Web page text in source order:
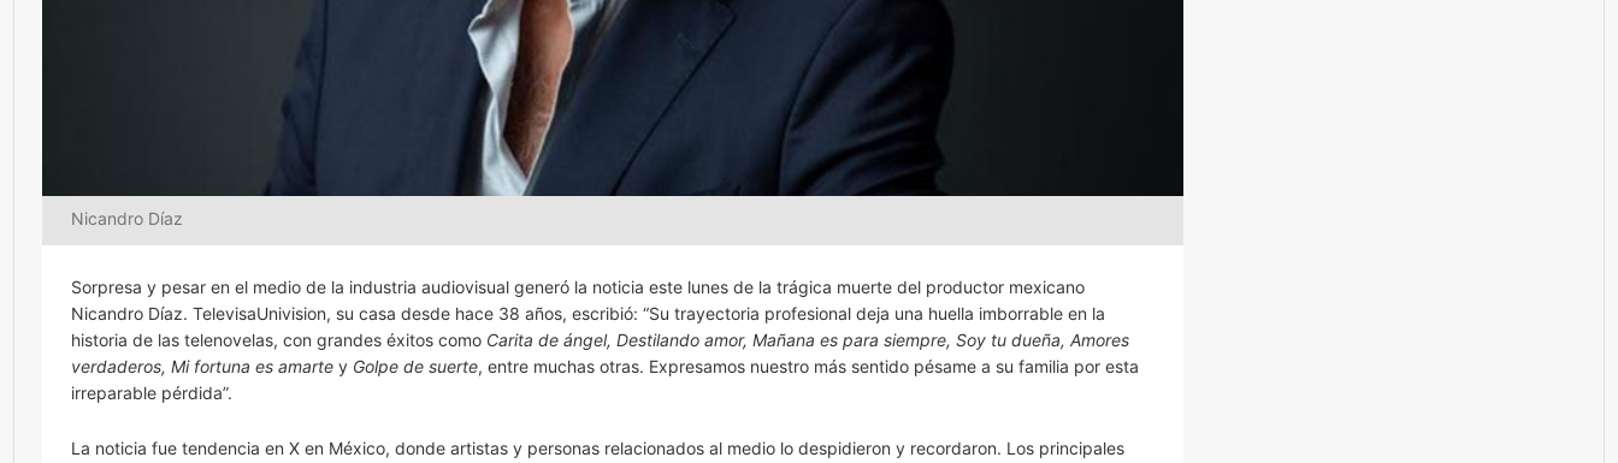
Nicandro Díaz
Sorpresa y pesar en el medio de la industria audiovisual generó la noticia este lunes de la trágica muerte del productor mexicano
Nicandro Díaz. TelevisaUnivision, su casa desde hace 38 años, escribió: “Su trayectoria profesional deja una huella imborrable en la
historia de las telenovelas, con grandes éxitos como Carita de ángel, Destilando amor, Mañana es para siempre, Soy tu dueña, Amores
verdaderos, Mi fortuna es amarte y Golpe de suerte, entre muchas otras. Expresamos nuestro más sentido pésame a su familia por esta
irreparable pérdida”.
La noticia fue tendencia en X en México, donde artistas y personas relacionados al medio lo despidieron y recordaron. Los principales